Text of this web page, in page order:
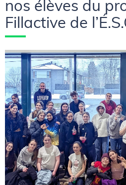
nos élèves du
Fillactive de